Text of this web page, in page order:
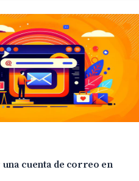
una cuenta de correo en